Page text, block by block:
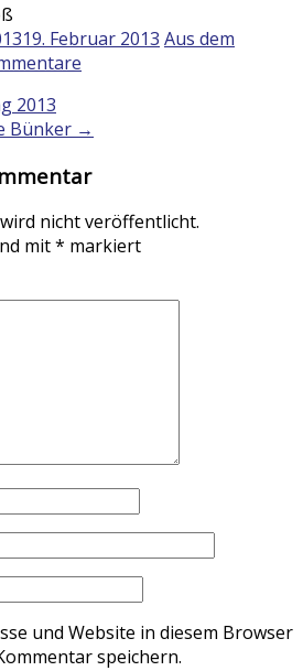
19. Februar 2013 Aus dem
2013
Bünker →
nicht veröffentlicht.
mit* markiert
und Website in diesem Browser
speichern.